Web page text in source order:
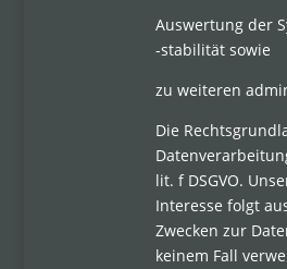
Auswertung der
-stabilität sowie
zu weiteren
Die
lit. f DSGVO.
Interesse folgt
Zwecken zur
keinem Fall